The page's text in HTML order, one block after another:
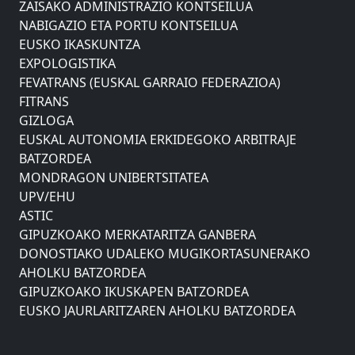
NABIGAZIO ETA PORTU KONTSEILUA
EUSKO IKASKUNTZA
EXPOLOGISTIKA
FEVATRANS (EUSKAL GARRAIO FEDERAZIOA)
FITRANS
GIZLOGA
EUSKAL AUTONOMIA ERKIDEGOKO ARBITRAJE
BATZORDEA
MONDRAGON UNIBERTSITATEA
UPV/EHU
ASTIC
GIPUZKOAKO MERKATARITZA GANBERA
DONOSTIAKO UDALEKO MUGIKORTASUNERAKO
AHOLKU BATZORDEA
GIPUZKOAKO IKUSKAPEN BATZORDEA
EUSKO JAURLARITZAREN AHOLKU BATZORDEA